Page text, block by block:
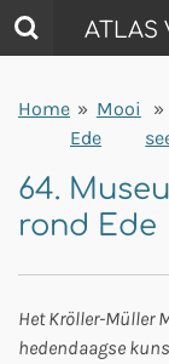
Ga
direct
de
hoofdinhoud
ATLAS
Home » Mooi
Ede
»
64.
rond Ede
Het Kröller-Müller
hedendaagse